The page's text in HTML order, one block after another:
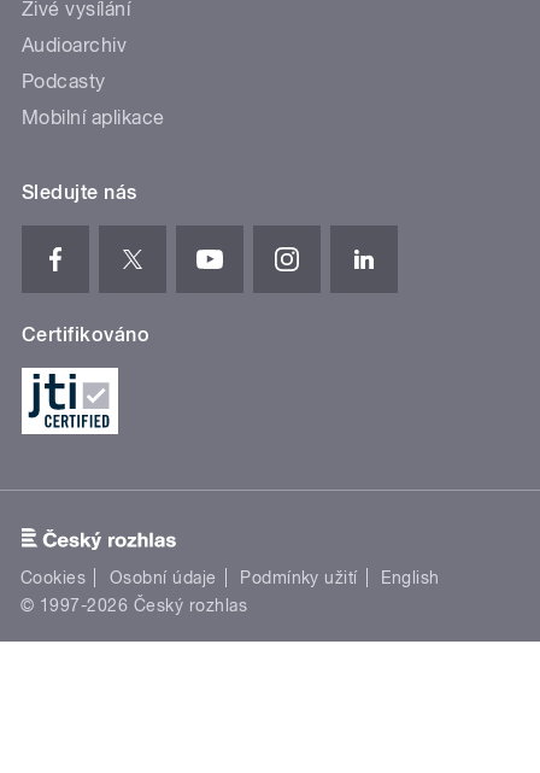
Živé vysílání
Audioarchiv
Podcasty
Mobilní aplikace
Sledujte nás
Certifikováno
Cookies Osobní údaje Podmínky užití
English
© 1997-2026 Český rozhlas